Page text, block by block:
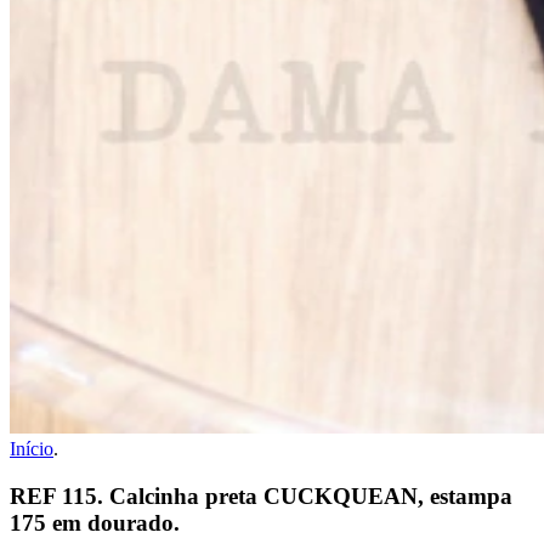
Início.
REF 115. Calcinha preta CUCKQUEAN, estampa
175 em dourado.